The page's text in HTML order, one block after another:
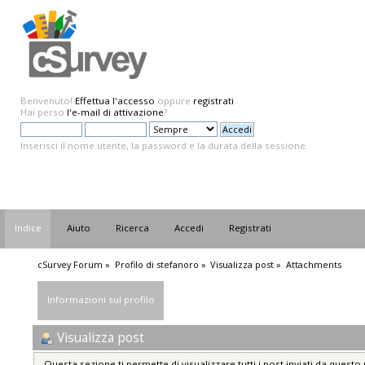
Benvenuto! Effettua l'accesso oppure registrati.
Hai perso l'e-mail di attivazione?
Inserisci il nome utente, la password e la durata della sessione.
Indice Aiuto Ricerca Accedi Registrati
cSurvey Forum » Profilo di stefanoro » Visualizza post » Attachments
Informazioni sul profilo
Visualizza post